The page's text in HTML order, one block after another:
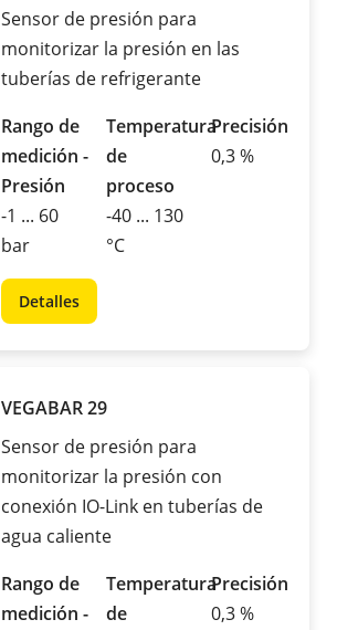
Sensor de presión para
monitorizar la presión en las
tuberías de refrigerante
Rango de
medición -
Presión
-1 ... 60
bar
Temperatura
de
proceso
-40 ... 130
°C
Precisión
0,3 %
Detalles
VEGABAR 29
Sensor de presión para
monitorizar la presión con
conexión IO-Link en tuberías de
agua caliente
Rango de
medición -
Temperatura
de
Precisión
0,3 %